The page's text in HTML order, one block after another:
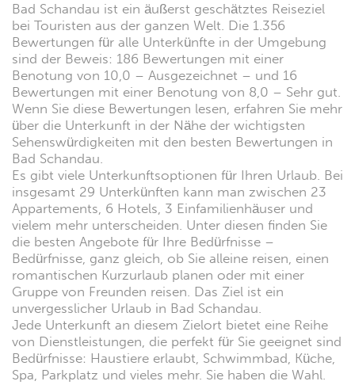
Bad Schandau ist ein äußerst geschätztes Reiseziel
bei Touristen aus der ganzen Welt. Die 1.356
Bewertungen für alle Unterkünfte in der Umgebung
sind der Beweis: 186 Bewertungen mit einer
Benotung von 10,0 – Ausgezeichnet – und 16
Bewertungen mit einer Benotung von 8,0 – Sehr gut.
Wenn Sie diese Bewertungen lesen, erfahren Sie mehr
über die Unterkunft in der Nähe der wichtigsten
Sehenswürdigkeiten mit den besten Bewertungen in
Bad Schandau.
Es gibt viele Unterkunftsoptionen für Ihren Urlaub. Bei
insgesamt 29 Unterkünften kann man zwischen 23
Appartements, 6 Hotels, 3 Einfamilienhäuser und
vielem mehr unterscheiden. Unter diesen finden Sie
die besten Angebote für Ihre Bedürfnisse –
Bedürfnisse, ganz gleich, ob Sie alleine reisen, einen
romantischen Kurzurlaub planen oder mit einer
Gruppe von Freunden reisen. Das Ziel ist ein
unvergesslicher Urlaub in Bad Schandau.
Jede Unterkunft an diesem Zielort bietet eine Reihe
von Dienstleistungen, die perfekt für Sie geeignet sind
Bedürfnisse: Haustiere erlaubt, Schwimmbad, Küche,
Spa, Parkplatz und vieles mehr. Sie haben die Wahl.